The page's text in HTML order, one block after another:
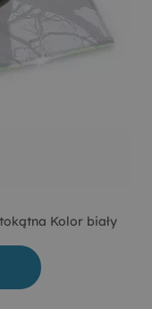
Kolor biały